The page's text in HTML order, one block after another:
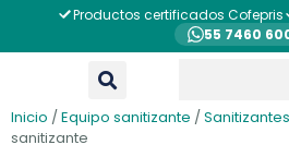
Productos certificados Cofepris
55 7460
Inicio /Equipo sanitizante /
sanitizante